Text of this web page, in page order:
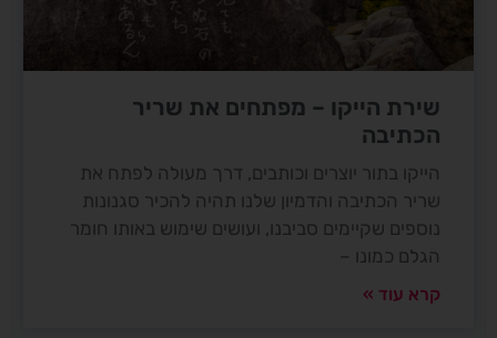
שירת הייקו – מפתחים את שריר
הכתיבה
הייקו בתור יוצרים וכותבים, דרך מעולה לפתח את
שריר הכתיבה והדמיון שלנו תהיה להכיר סגנונות
נוספים שקיימים סביבנו, ועושים שימוש באותו חומר
הגלם כמונו –
קרא עוד »